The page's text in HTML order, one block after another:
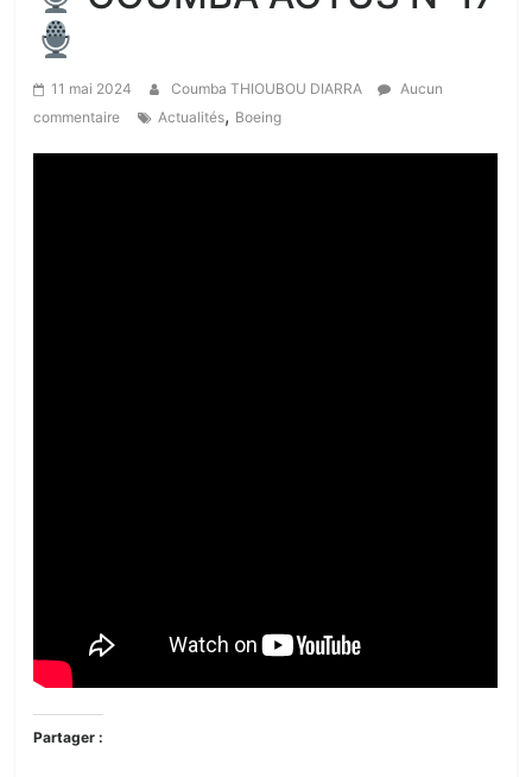
11 mai 2024 Coumba THIOUBOU DIARRA
Aucun
commentaire
Actualités, Boeing
Partager :